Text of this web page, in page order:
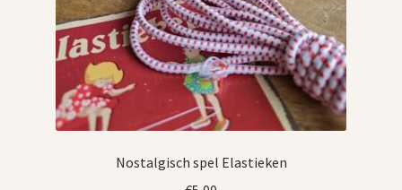
Nostalgisch spel Elastieken